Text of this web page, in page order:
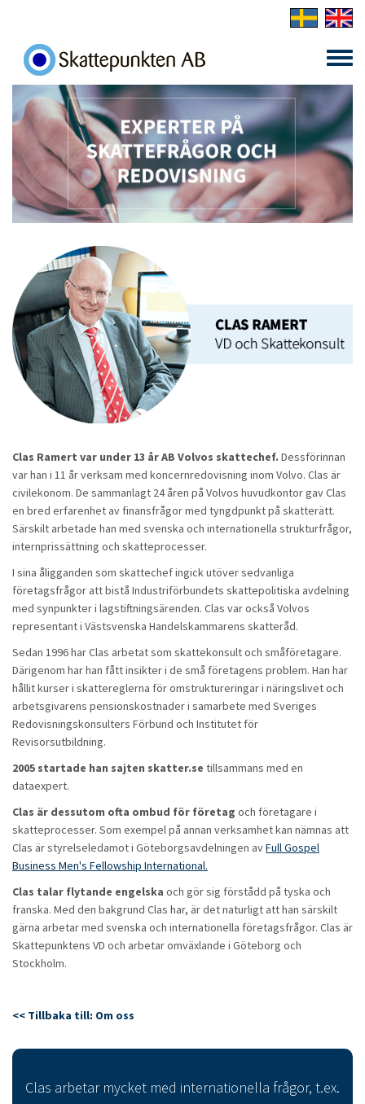
Toggle
menu
Clas Ramert var under 13 år AB Volvos skattechef. Dessförinnan
var han i 11 år verksam med koncernredovisning inom Volvo. Clas är
civilekonom. De sammanlagt 24 åren på Volvos huvudkontor gav Clas
en bred erfarenhet av finansfrågor med tyngdpunkt på skatterätt.
Särskilt arbetade han med svenska och internationella strukturfrågor,
internprissättning och skatteprocesser.
I sina åligganden som skattechef ingick utöver sedvanliga
företagsfrågor att bistå Industriförbundets skattepolitiska avdelning
med synpunkter i lagstiftningsärenden. Clas var också Volvos
representant i Västsvenska Handelskammarens skatteråd.
Sedan 1996 har Clas arbetat som skattekonsult och småföretagare.
Därigenom har han fått insikter i de små företagens problem. Han har
hållit kurser i skattereglerna för omstruktureringar i näringslivet och
arbetsgivarens pensionskostnader i samarbete med Sveriges
Redovisningskonsulters Förbund och Institutet för
Revisorsutbildning.
2005 startade han sajten skatter.se tillsammans med en
dataexpert.
Clas är dessutom ofta ombud för företag och företagare i
skatteprocesser. Som exempel på annan verksamhet kan nämnas att
Clas är styrelseledamot i Göteborgsavdelningen avFull Gospel
Business Men's Fellowship International.
Clas talar flytande engelska och gör sig förstådd på tyska och
franska. Med den bakgrund Clas har, är det naturligt att han särskilt
gärna arbetar med svenska och internationella företagsfrågor. Clas är
Skattepunktens VD och arbetar omväxlande i Göteborg och
Stockholm.
<< Tillbaka till: Om oss
Clas arbetar mycket med internationella frågor, t.ex.